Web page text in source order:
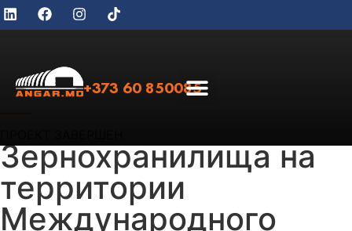
+373 60 850085
Зернохранилища на
территории
Международного